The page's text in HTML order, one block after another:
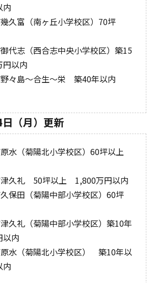
内
久富（南ヶ丘小学校区）70坪
代志（西合志中央小学校区）築15
以内
々島～合生～栄 築40年以内
（月）更新
水（菊陽北小学校区）60坪以上
久礼 50坪以上 1,800万円以内
保田（菊陽中部小学校区）60坪
久礼（菊陽中部小学校区）築10年
内
水（菊陽北小学校区） 築10年以